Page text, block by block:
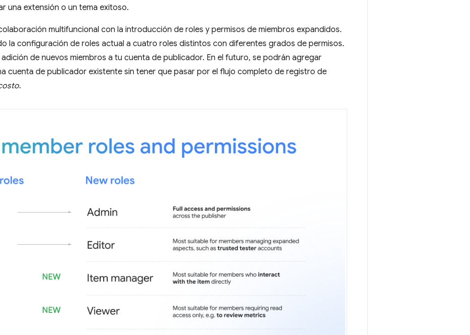
una extensión o un tema exitoso.
multifuncional con la introducción de roles y permisos de miembros expandidos.
la configuración de roles actual a cuatro roles distintos con diferentes grados de permisos.
de nuevos miembros a tu cuenta de publicador. En el futuro, se podrán agregar
cuenta de publicador existente sin tener que pasar por el flujo completo de registro de
.